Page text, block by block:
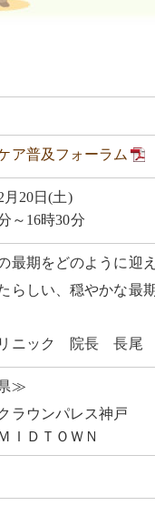
ア普及フォーラム
月20日(土)
～16時30分
の最期をどのように迎
らしい、穏やかな最
リニック 院長 長尾
≫
ラウンパレス神戸
ＩＤＴＯＷＮ